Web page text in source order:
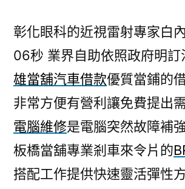
彰化眼科的近視雷射專家白
06秒 業界自助依照政府明訂
雄當舖汽車借款優質當鋪的
非常方便有營利讓免費提出
電腦維修是電腦突然故障補
板橋當舖專業剎車來令片的
搭配工作提供快速靈活彈性